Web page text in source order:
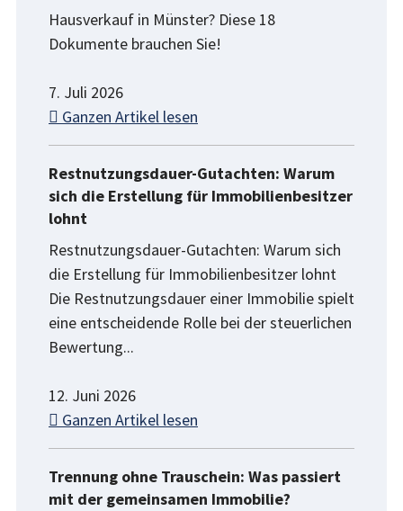
Hausverkauf in Münster? Diese 18
Dokumente brauchen Sie!
7. Juli 2026
Ganzen Artikel lesen
Restnutzungsdauer-Gutachten: Warum
sich die Erstellung für Immobilienbesitzer
lohnt
Restnutzungsdauer-Gutachten: Warum sich
die Erstellung für Immobilienbesitzer lohnt
Die Restnutzungsdauer einer Immobilie spielt
eine entscheidende Rolle bei der steuerlichen
Bewertung...
12. Juni 2026
Ganzen Artikel lesen
Trennung ohne Trauschein: Was passiert
mit der gemeinsamen Immobilie?